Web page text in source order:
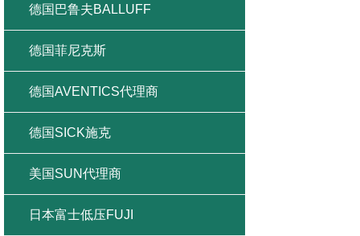
德国巴鲁夫BALLUFF
德国菲尼克斯
德国AVENTICS代理商
德国SICK施克
美国SUN代理商
日本富士低压FUJI